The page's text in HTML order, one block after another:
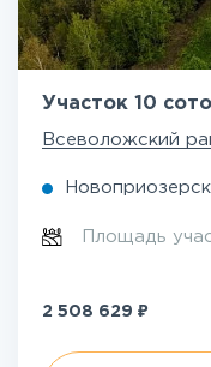
Участок 10
Всеволожский
Площадь
2 508 629 ₽